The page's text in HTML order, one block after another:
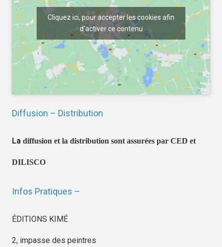
Cliquez ici, pour accepter les cookies afin
d'activer ce contenu
Diffusion – Distribution
La diffusion et la distribution sont assurées par CED et
DILISCO
Infos Pratiques –
ÉDITIONS KIMÉ
2, impasse des peintres